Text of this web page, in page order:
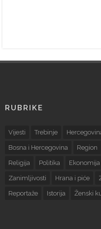
RUBRIKE
Vijesti Trebinje
Bosna i Hercegovina Region
Religija Politika Ekonomija
Zanimljivosti Hrana i piće
Reportaže Istorija Ženski